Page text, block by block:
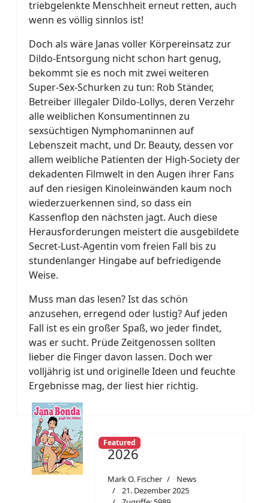
triebgelenkte Menschheit erneut retten, auch
wenn es völlig sinnlos ist!
Doch als wäre Janas voller Körpereinsatz zur
Dildo-Entsorgung nicht schon hart genug,
bekommt sie es noch mit zwei weiteren
Super-Sex-Schurken zu tun: Rob Ständer,
Betreiber illegaler Dildo-Lollys, deren Verzehr
alle weiblichen Konsumentinnen zu
sexsüchtigen Nymphomaninnen auf
Lebenszeit macht, und Dr. Beauty, dessen vor
allem weibliche Patienten der High-Society der
dekadenten Filmwelt in den Augen ihrer Fans
auf den riesigen Kinoleinwänden kaum noch
wiederzuerkennen sind, so dass ein
Kassenflop den nächsten jagt. Auch diese
Herausforderungen meistert die ausgebildete
Secret-Lust-Agentin vom freien Fall bis zu
stundenlanger Hingabe auf befriedigende
Weise.
Muss man das lesen? Ist das schön
anzusehen, erregend oder lustig? Auf jeden
Fall ist es ein großer Spaß, wo jeder findet,
was er sucht. Prüde Zeitgenossen sollten
lieber die Finger davon lassen. Doch wer
volljährig ist und originelle Ideen und feuchte
Ergebnisse mag, der liest hier richtig.
Featured
2026
Mark O. Fischer
News
21. Dezember 2025